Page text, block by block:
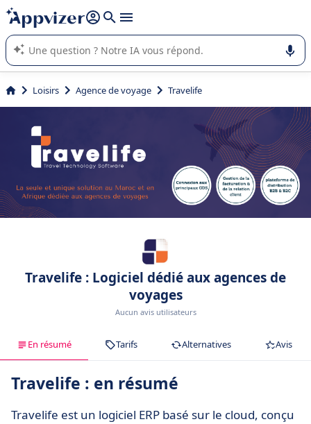
répondre (plusieurs lignes avec
L'IA de Appvizer vous guide dans l'utilisation ou la sélection de
logiciel SaaS en entreprise.
Loisirs Agence de voyage Travelife
Travelife : Logiciel dédié aux agences de
voyages
Aucun avis utilisateurs
En résumé Tarifs Alternatives Avis
Travelife : en résumé
Travelife est un logiciel ERP basé sur le cloud, conçu